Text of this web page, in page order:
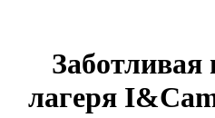
лагеря